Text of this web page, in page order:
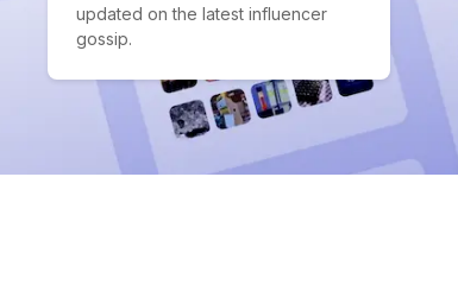
updated on the latest influencer
gossip.